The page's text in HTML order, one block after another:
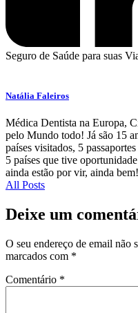
Seguro de Saúde para suas
Natália Faleiros
Médica Dentista na Europa,
pelo Mundo todo! Já são 15
países visitados, 5
5 países que tive
ainda estão por vir, ainda bem!
All Posts
Deixe um
O seu endereço de email não
marcados com *
Comentário *